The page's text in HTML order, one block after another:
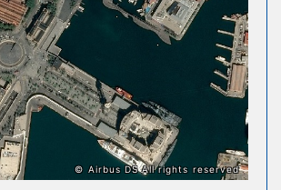
© Airbus DS All rights reserved